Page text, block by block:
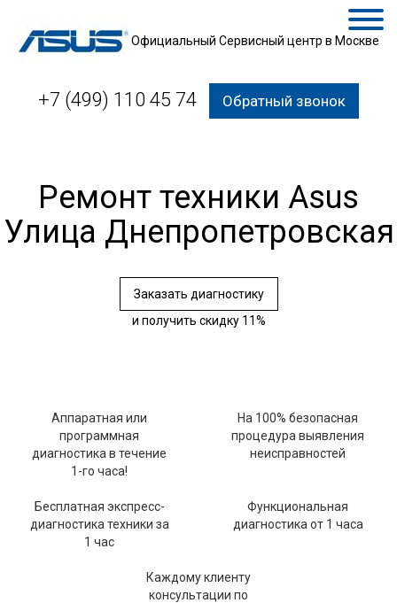
Официальный Сервисный центр в Москве
+7 (499) 110 45 74 Обратный звонок
Ремонт техники Asus
Улица Днепропетровская
Заказать диагностику
и получить скидку 11%
Аппаратная или
программная
диагностика в течение
1-го часа!
На 100% безопасная
процедура выявления
неисправностей
Бесплатная экспресс-
диагностика техники за
1 час
Функциональная
диагностика от 1 часа
Каждому клиенту
консультации по